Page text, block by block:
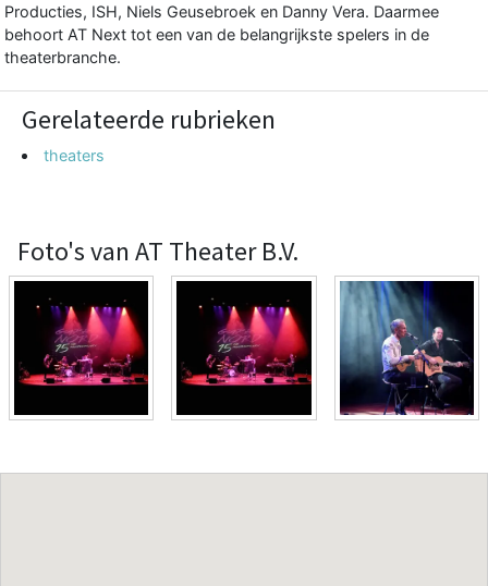
Producties, ISH, Niels Geusebroek en Danny Vera. Daarmee
behoort AT Next tot een van de belangrijkste spelers in de
theaterbranche.
Gerelateerde rubrieken
theaters
Foto's van AT Theater B.V.